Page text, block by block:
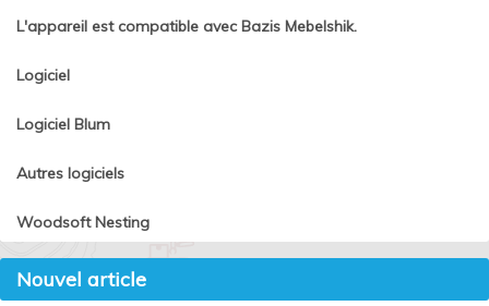
L'appareil est compatible avec Bazis Mebelshik.
Logiciel
Logiciel Blum
Autres logiciels
Woodsoft Nesting
Nouvel article